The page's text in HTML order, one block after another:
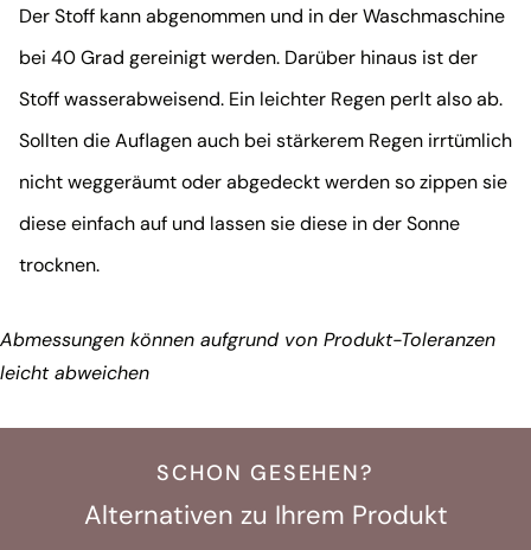
Der Stoff kann abgenommen und in der Waschmaschine
bei 40 Grad gereinigt werden. Darüber hinaus ist der
Stoff wasserabweisend. Ein leichter Regen perlt also ab.
Sollten die Auflagen auch bei stärkerem Regen irrtümlich
nicht weggeräumt oder abgedeckt werden so zippen sie
diese einfach auf und lassen sie diese in der Sonne
trocknen.
Abmessungen können aufgrund von Produkt-Toleranzen
leicht abweichen
SCHON GESEHEN?
Alternativen zu Ihrem Produkt